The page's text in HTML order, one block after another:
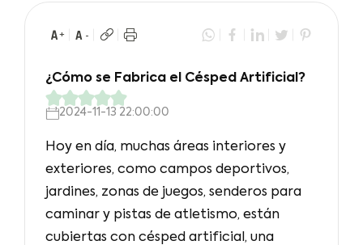
¿Cómo se Fabrica el Césped Artificial?
2024-11-13 22:00:00
Hoy en día, muchas áreas interiores y
exteriores, como campos deportivos,
jardines, zonas de juegos, senderos para
caminar y pistas de atletismo, están
cubiertas con césped artificial, una